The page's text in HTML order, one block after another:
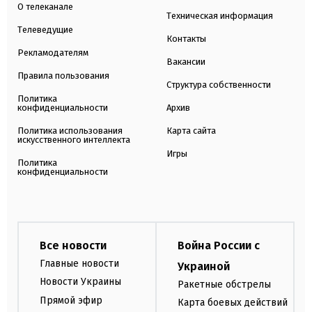
О телеканале
Телеведущие
Рекламодателям
Правила пользования
Политика
конфиденциальности
Политика использования
искусственного интеллекта
Политика
конфиденциальности
Техническая информация
Контакты
Вакансии
Структура собственности
Архив
Карта сайта
Игры
Все новости
Главные новости
Новости Украины
Прямой эфир
Война России с
Украиной
Ракетные обстрелы
Карта боевых действий